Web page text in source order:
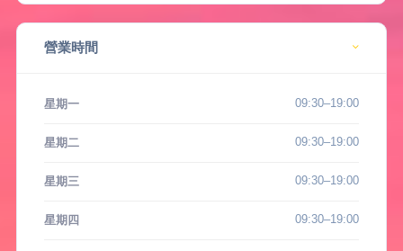
營業時間
星期一 09:30–19:00
星期二 09:30–19:00
星期三 09:30–19:00
星期四 09:30–19:00